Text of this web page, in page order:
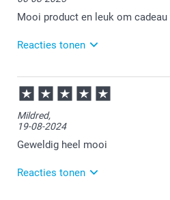
plezier ervan!
Mooi product en leuk om cadeau
Reacties tonen
11-08-2025
11:24
Bedankt voor je review.
tevreden bent over je
plezier ervan en wellicht
Mildred,
19-08-2024
Geweldig heel mooi
Reacties tonen